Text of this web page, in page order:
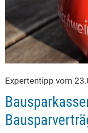
Expertentipp vom